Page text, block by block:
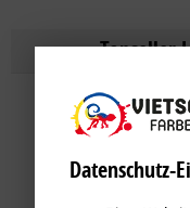
Topseller
Datenschutz-